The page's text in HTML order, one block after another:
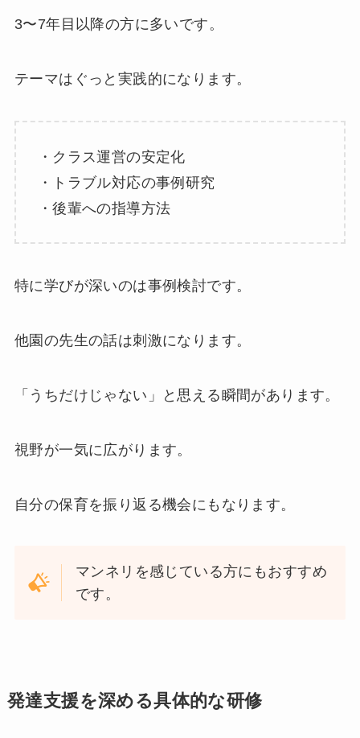
3〜7年目以降の方に多いです。
テーマはぐっと実践的になります。
・クラス運営の安定化
・トラブル対応の事例研究
・後輩への指導方法
特に学びが深いのは事例検討です。
他園の先生の話は刺激になります。
「うちだけじゃない」と思える瞬間があります。
視野が一気に広がります。
自分の保育を振り返る機会にもなります。
マンネリを感じている方にもおすすめ
です。
発達支援を深める具体的な研修